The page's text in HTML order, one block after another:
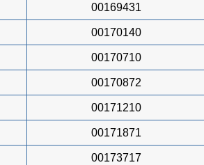
00169431
00170140
00170710
00170872
00171210
00171871
00173717